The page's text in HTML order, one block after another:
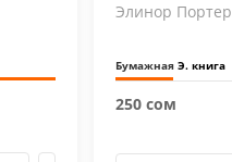
Элинор Портер
Бумажная Э. книга
250 сом